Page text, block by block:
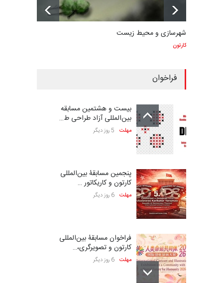
شهرسازی و محیط زیست
کارتون
فراخوان
بیست و هشتمین مسابقه
بین‌المللی آزاد طراحی ط…
مهلت 5 روز دیگر
پنجمین مسابقۀ بین‌المللی
کارتون و کاریکاتور …
مهلت 6 روز دیگر
فراخوان مسابقۀ بین‌المللی
کارتون و تصویرگری،…
مهلت 6 روز دیگر